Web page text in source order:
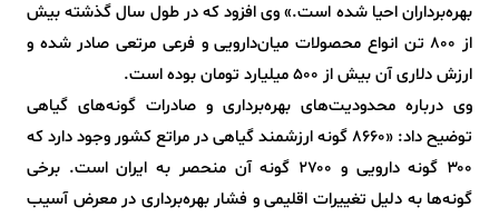
بهره‌برداران احیا شده است.» وی افزود که در طول سال گذشته بیش
از ۸۰۰ تن انواع محصولات میان‌دارویی و فرعی مرتعی صادر شده و
ارزش دلاری آن بیش از ۵۰۰ میلیارد تومان بوده است.
وی درباره محدودیت‌های بهره‌برداری و صادرات گونه‌های گیاهی
توضیح داد: «۸۶۶۰ گونه ارزشمند گیاهی در مراتع کشور وجود دارد که
۳۰۰ گونه دارویی و ۲۷۰۰ گونه آن منحصر به ایران است. برخی
گونه‌ها به دلیل تغییرات اقلیمی و فشار بهره‌برداری در معرض آسیب